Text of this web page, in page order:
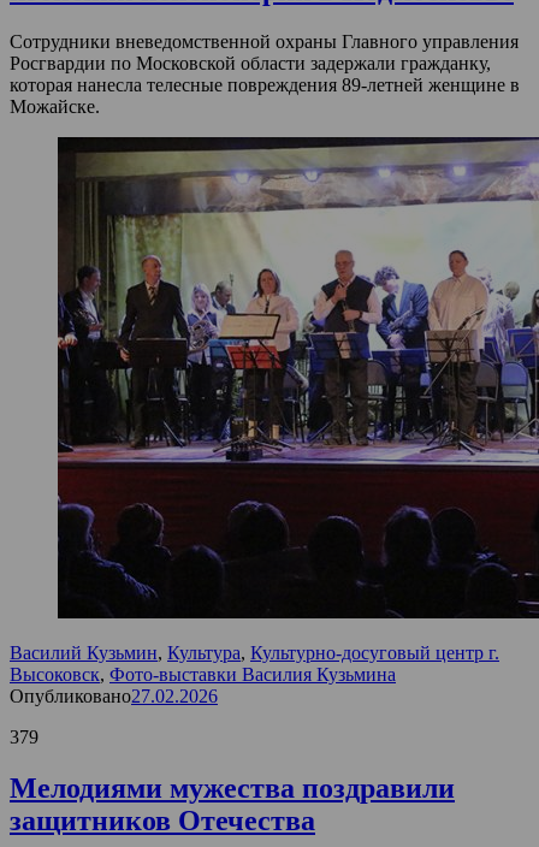
Сотрудники вневедомственной охраны Главного управления
Росгвардии по Московской области задержали гражданку,
которая нанесла телесные повреждения 89-летней женщине в
Можайске.
Василий Кузьмин, Культура, Культурно-досуговый центр г.
Высоковск, Фото-выставки Василия Кузьмина
Опубликовано27.02.2026
379
Мелодиями мужества поздравили
защитников Отечества